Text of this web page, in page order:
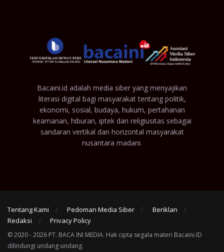
Bacaini.id adalah media siber yang menyajikan
literasi digital bagi masyarakat tentang politik,
ekonomi, sosial, budaya, hukum, pertahanan
keamanan, hiburan, iptek dan religiusitas sebagai
sandaran vertikal dan horizontal masyarakat
nusantara madani.
Tentang Kami Pedoman Media Siber
Beriklan
Redaksi
Privacy Policy
© 2020 - 2026 PT. BACA INI MEDIA. Hak cipta segala materi Bacaini.ID
dilindungi undang-undang.